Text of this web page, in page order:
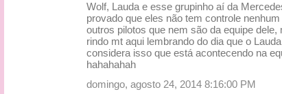
Wolf, Lauda e esse grupinho aí da
provado que eles não tem controle
outros pilotos que nem são da equipe
rindo mt aqui lembrando do dia que o
considera isso que está acontecendo na
hahahahah
domingo, agosto 24, 2014 8:16:00 PM